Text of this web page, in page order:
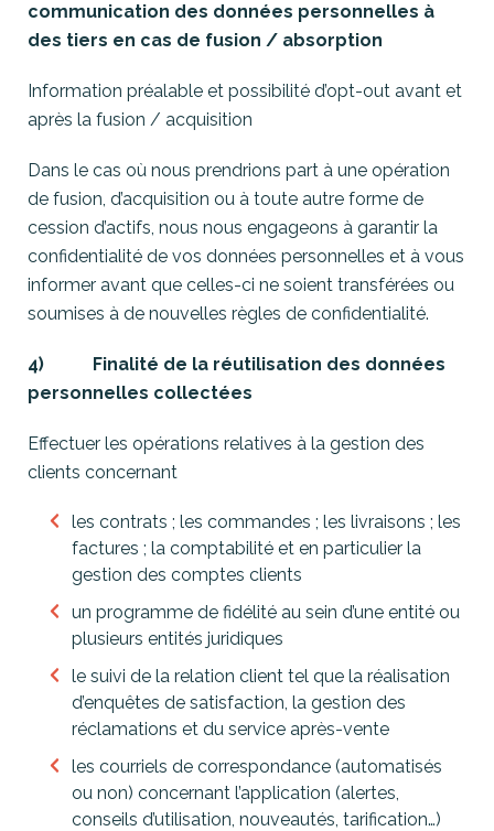
communication des données personnelles à
des tiers en cas de fusion / absorption
Information préalable et possibilité d’opt-out avant et
après la fusion / acquisition
Dans le cas où nous prendrions part à une opération
de fusion, d’acquisition ou à toute autre forme de
cession d’actifs, nous nous engageons à garantir la
confidentialité de vos données personnelles et à vous
informer avant que celles-ci ne soient transférées ou
soumises à de nouvelles règles de confidentialité.
4) Finalité de la réutilisation des données
personnelles collectées
Effectuer les opérations relatives à la gestion des
clients concernant
les contrats ; les commandes ; les livraisons ; les
factures ; la comptabilité et en particulier la
gestion des comptes clients
un programme de fidélité au sein d’une entité ou
plusieurs entités juridiques
le suivi de la relation client tel que la réalisation
d’enquêtes de satisfaction, la gestion des
réclamations et du service après-vente
les courriels de correspondance (automatisés
ou non) concernant l’application (alertes,
conseils d’utilisation, nouveautés, tarification…)